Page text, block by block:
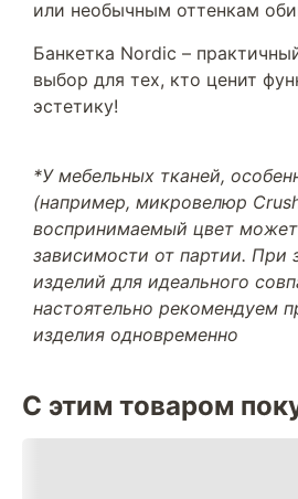
или необычным оттенкам
Банкетка Nordic –
выбор для тех, кто ценит
эстетику!
*У мебельных тканей,
(например, микровелюр
воспринимаемый цвет может
зависимости от партии. При
изделий для идеального
настоятельно рекомендуем
изделия одновременно
С этим товаром